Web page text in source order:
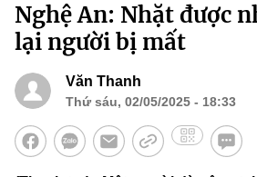
Nghệ An: Nhặt được
lại người bị mất
Văn Thanh
Thứ sáu, 02/05/2025 - 18:33